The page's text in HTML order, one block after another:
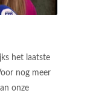
het laatste
nog meer
onze